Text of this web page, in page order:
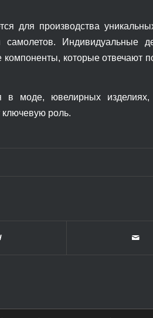
для производства
Индивидуальные
компоненты, которые отвечают
в моде, ювелирных
роль.